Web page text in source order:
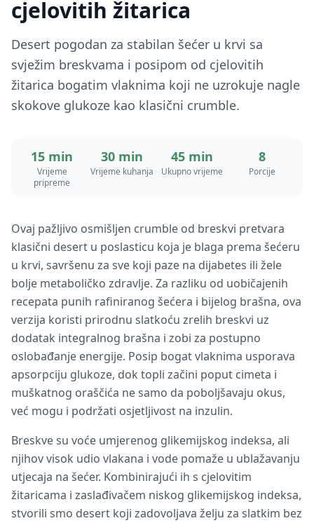
cjelovitih žitarica
Desert pogodan za stabilan šećer u krvi sa
svježim breskvama i posipom od cjelovitih
žitarica bogatim vlaknima koji ne uzrokuje nagle
skokove glukoze kao klasični crumble.
15 min
Vrijeme
pripreme
30 min
Vrijeme kuhanja
45 min
Ukupno vrijeme
8
Porcije
Ovaj pažljivo osmišljen crumble od breskvi pretvara
klasični desert u poslasticu koja je blaga prema šećeru
u krvi, savršenu za sve koji paze na dijabetes ili žele
bolje metaboličko zdravlje. Za razliku od uobičajenih
recepata punih rafiniranog šećera i bijelog brašna, ova
verzija koristi prirodnu slatkoću zrelih breskvi uz
dodatak integralnog brašna i zobi za postupno
oslobađanje energije. Posip bogat vlaknima usporava
apsorpciju glukoze, dok topli začini poput cimeta i
muškatnog oraščića ne samo da poboljšavaju okus,
već mogu i podržati osjetljivost na inzulin.
Breskve su voće umjerenog glikemijskog indeksa, ali
njihov visok udio vlakana i vode pomaže u ublažavanju
utjecaja na šećer. Kombinirajući ih s cjelovitim
žitaricama i zaslađivačem niskog glikemijskog indeksa,
stvorili smo desert koji zadovoljava želju za slatkim bez